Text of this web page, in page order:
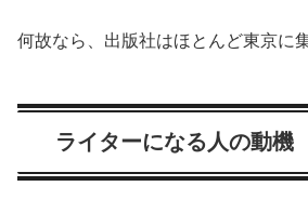
何故なら、出版社はほとんど東京に
ライターになる人の動機